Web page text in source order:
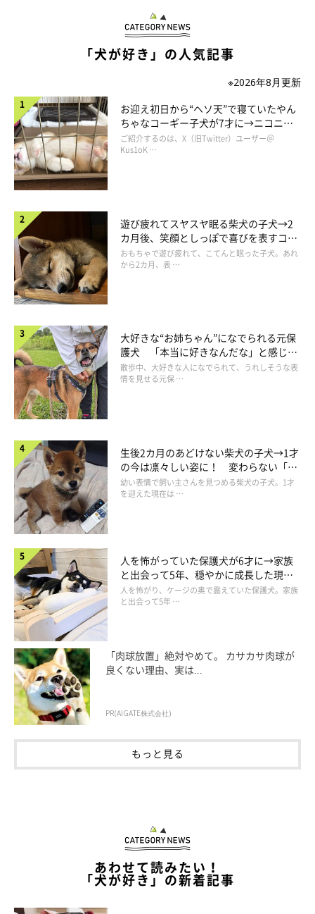
adogslifephoto/gettyimages
子ども時代のお話ということもあり、
ドもたくさん寄せていただきました。
なかでも、とっておきのお話はこちらです！
「ずっと社宅で我慢…でも‼︎ カエルやクモ、カマキリ捕まえて大
繁殖させては怒られてました。ちゃんと元の場所に戻っていただ
きました」ーーーリプライより引用
だ、大繁殖…！？と、思わず笑ってしまったこちらのエピソー
ド。
親御さんはさぞかしびっくりされたことでしょうが、大繁殖して
しまうぐらい、大切に飼育していたということですね＾＾
いかがでしたか？
今回のアンケートで改めて実感したのは、犬や猫はもちろん、鳥
や魚やカエルや虫に至るまで、
成長に寄り添ってくれる存在であること。
その思いを、未来のいぬ好き・ねこ好きさんを増やしたい！とい
う想いで立ち上がったこのえほんプロジェクトに、しっかりと込
めていきたいと思います。
ここまで読んでいただき、ありがとうございました。
次回の活動報告もお楽しみに！
いぬねこ絵本部活動報告はこちらから
「犬が好き」の人気記事
※2026年8月更新
お迎え初日から“ヘソ天”で寝ていたやん
ちゃなコーギー子犬が7才に→ニコニ
コ“コーギースマイル”が魅力のコに成
長！
ご紹介するのは、X（旧Twitter）ユーザー＠
Kus1oK …
遊び疲れてスヤスヤ眠る柴犬の子犬→2
カ月後、笑顔としっぽで喜びを表すコに
成長！
おもちゃで遊び疲れて、こてんと眠った子犬。あれ
から2カ月、表 …
大好きな“お姉ちゃん”になでられる元保
護犬 「本当に好きなんだな」と感じる
表情にほっこり
散歩中、大好きな人になでられて、うれしそうな表
情を見せる元保 …
生後2カ月のあどけない柴犬の子犬→1才
の今は凛々しい姿に！ 変わらない「く
りくりおめめ」にもほっこり
幼い表情で飼い主さんを見つめる柴犬の子犬。1才
を迎えた現在は …
人を怖がっていた保護犬が6才に→家族
と出会って5年、穏やかに成長した現在
の姿にグッとくる
人を怖がり、ケージの奥で震えていた保護犬。家族
と出会って5年 …
「肉球放置」絶対やめて。 カサカサ肉球が
良くない理由、実は...
PR(AIGATE株式会社)
もっと見る
あわせて読みたい！
「犬が好き」の新着記事